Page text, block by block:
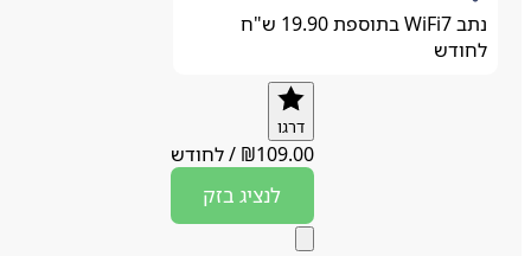
נתב WiFi7 בתוספת 19.90 ש"ח
לחודש
₪109.00
/לחודש
לנציגבזק